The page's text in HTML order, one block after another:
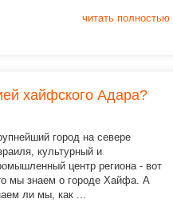
читать полностью
хайфского Адара?
город на севере
культурный и
центр региона - вот
мы знаем о городе Хайфа. А
ли мы, как ...